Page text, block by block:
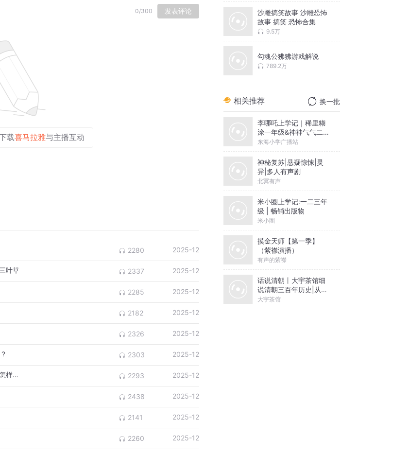
0/300 发表评论
载喜马拉雅与主播互动
2280 2025-12
叶草 2337 2025-12
2285 2025-12
2182 2025-12
2326 2025-12
2303 2025-12
植物大战僵尸：如果把大蒜和魅惑菇合成新植物，会怎样呢？ 2293 2025-12
2438 2025-12
2141 2025-12
2260 2025-12
沙雕搞笑故事 沙雕恐怖
故事 搞笑 恐怖合集
9.5万
勾魂公狒狒游戏解说
789.2万
相关推荐 换一批
李哪吒上学记｜稀里糊
涂一年级&神神气气二年
级
东海小学广播站
神秘复苏|悬疑惊悚|灵
异|多人有声剧
北冥有声
米小圈上学记:一二三年
级 | 畅销出版物
米小圈
摸金天师【第一季】
（紫襟演播）
有声的紫襟
话说清朝丨大宇茶馆细
说清朝三百年历史|从努
尔哈赤到末代皇帝溥仪|
大宇茶馆